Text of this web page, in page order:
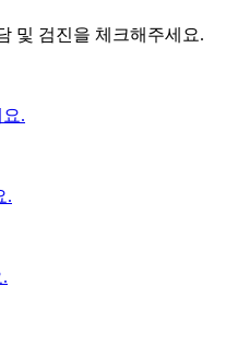
및 검진을 체크해주세요.
.
.